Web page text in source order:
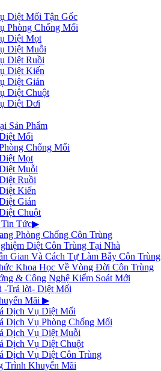
Diệt Mối Tận Gốc
Phòng Chống Mối
Diệt Mọt
Diệt Muỗi
Diệt Ruồi
Diệt Kiến
Diệt Gián
Diệt Chuột
Diệt Dơi
Sản Phẩm
Mối
Chống Mối
Mọt
Muỗi
Ruồi
Kiến
Gián
Chuột
Tức▶
Phòng Chống Côn Trùng
Diệt Côn Trùng Tại Nhà
Gian Và Cách Tự Làm Bẫy Côn Trùng
Khoa Học Về Vòng Đời Côn Trùng
& Công Nghệ Kiểm Soát Mới
-Trả lời- Diệt Mối
Mãi ▶
Dịch Vụ Diệt Mối
Dịch Vụ Phòng Chống Mối
Dịch Vụ Diệt Muỗi
Dịch Vụ Diệt Chuột
Dịch Vụ Diệt Côn Trùng
Trình Khuyến Mãi